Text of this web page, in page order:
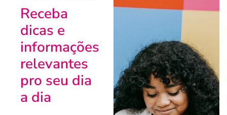
Receba
dicas e
informações
relevantes
pro seu dia
a dia